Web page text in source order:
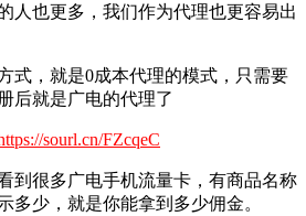
人也更多，我们作为代理也更容易出
式，就是0成本代理的模式，只需要
后就是广电的代理了
sourl.cn/FZcqeC
到很多广电手机流量卡，有商品名称
多少，就是你能拿到多少佣金。